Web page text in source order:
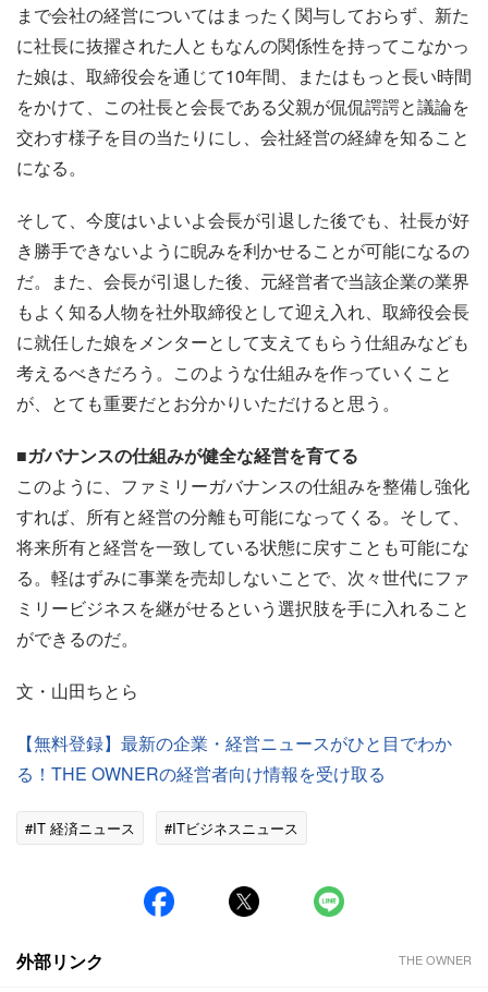
まで会社の経営についてはまったく関与しておらず、新た
に社長に抜擢された人ともなんの関係性を持ってこなかっ
た娘は、取締役会を通じて10年間、またはもっと長い時間
をかけて、この社長と会長である父親が侃侃諤諤と議論を
交わす様子を目の当たりにし、会社経営の経緯を知ること
になる。
そして、今度はいよいよ会長が引退した後でも、社長が好
き勝手できないように睨みを利かせることが可能になるの
だ。また、会長が引退した後、元経営者で当該企業の業界
もよく知る人物を社外取締役として迎え入れ、取締役会長
に就任した娘をメンターとして支えてもらう仕組みなども
考えるべきだろう。このような仕組みを作っていくこと
が、とても重要だとお分かりいただけると思う。
■ガバナンスの仕組みが健全な経営を育てる
このように、ファミリーガバナンスの仕組みを整備し強化
すれば、所有と経営の分離も可能になってくる。そして、
将来所有と経営を一致している状態に戻すことも可能にな
る。軽はずみに事業を売却しないことで、次々世代にファ
ミリービジネスを継がせるという選択肢を手に入れること
ができるのだ。
文・山田ちとら
【無料登録】最新の企業・経営ニュースがひと目でわか
る！THE OWNERの経営者向け情報を受け取る
#IT 経済ニュース #ITビジネスニュース
外部リンク THE OWNER